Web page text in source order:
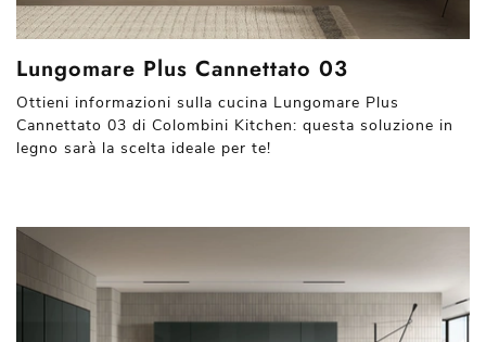
Lungomare Plus Cannettato 03
Ottieni informazioni sulla cucina Lungomare Plus
Cannettato 03 di Colombini Kitchen: questa soluzione in
legno sarà la scelta ideale per te!